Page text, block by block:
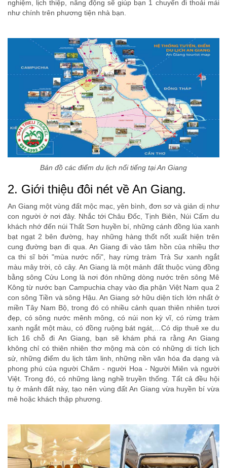
nghiệm, lịch thiệp, năng động sẽ giúp bạn 1 chuyến đi thoải mái
như chính trên phương tiện nhà bạn.
Bản đồ các điểm du lịch nổi tiếng tại An Giang
2. Giới thiệu đôi nét về An Giang.
An Giang một vùng đất mộc mạc, yên bình, đơn sơ và giản dị như
con người ở nơi đây. Nhắc tới Châu Đốc, Tịnh Biên, Núi Cấm du
khách nhớ đến núi Thất Sơn huyền bí, những cánh đồng lúa xanh
bạt ngạt 2 bên đường, hay những hàng thốt nốt xuất hiện trên
cung đường bạn đi qua. An Giang đi vào tâm hồn của nhiều thơ
ca thi sĩ bởi "mùa nước nổi", hay rừng tràm Trà Sư xanh ngắt
màu mây trời, cỏ cây. An Giang là một mảnh đất thuộc vùng đồng
bằng sông Cửu Long là nơi đón những dòng nước trên sông Mê
Kông từ nước bạn Campuchia chạy vào địa phận Việt Nam qua 2
con sông Tiền và sông Hậu. An Giang sở hữu diện tích lớn nhất ở
miền Tây Nam Bộ, trong đó có nhiều cảnh quan thiên nhiên tươi
đẹp, có sông nước mênh mông, có núi non kỳ vĩ, có rừng tràm
xanh ngắt một màu, có đồng ruộng bát ngát,…Có dịp thuê xe du
lịch 16 chỗ đi An Giang, bạn sẽ khám phá ra rằng An Giang
không chỉ có thiên nhiên thơ mộng mà còn có những di tích lịch
sử, những điểm du lịch tâm linh, những nền văn hóa đa dạng và
phong phú của người Chăm - người Hoa - Người Miên và người
Việt. Trong đó, có những làng nghề truyền thống. Tất cả đều hội
tụ ở mảnh đất này, tạo nên vùng đất An Giang vừa huyền bí vừa
mê hoặc khách thập phương.